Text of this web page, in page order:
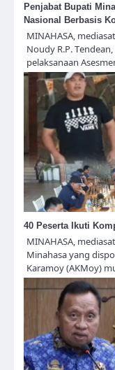
Penjabat Bupati
Nasional Berbasis
MINAHASA,
Noudy R.P.
pelaksanaan
40 Peserta Ikuti
MINAHASA,
Minahasa yang
Karamoy (AKMoy)